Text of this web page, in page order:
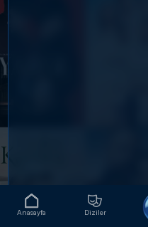
Anasayfa Diziler